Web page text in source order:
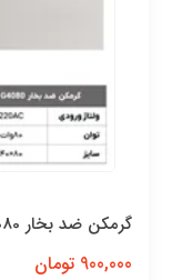
گرمکن ضد بخار GA4080
900,000 تومان